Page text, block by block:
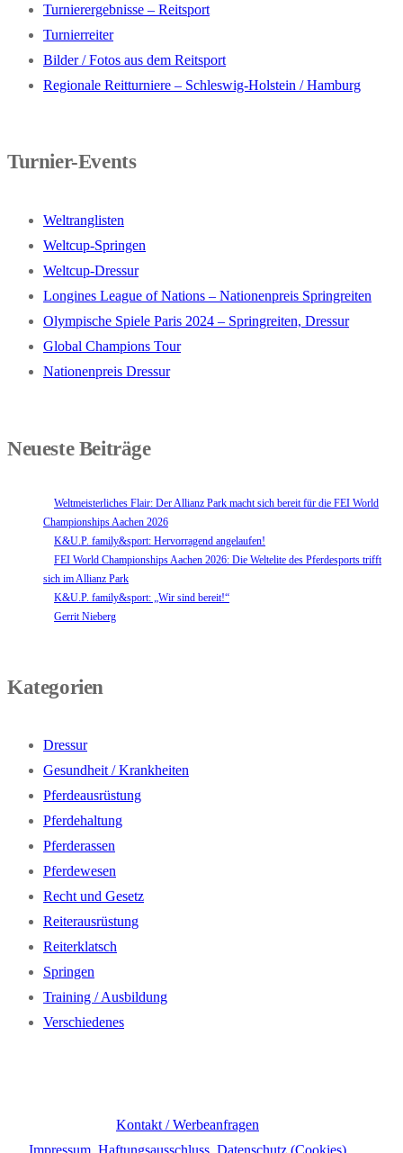
Turnierergebnisse – Reitsport
Turnierreiter
Bilder / Fotos aus dem Reitsport
Regionale Reitturniere – Schleswig-Holstein / Hamburg
Turnier-Events
Weltranglisten
Weltcup-Springen
Weltcup-Dressur
Longines League of Nations – Nationenpreis Springreiten
Olympische Spiele Paris 2024 – Springreiten, Dressur
Global Champions Tour
Nationenpreis Dressur
Neueste Beiträge
Weltmeisterliches Flair: Der Allianz Park macht sich bereit für die FEI World
Championships Aachen 2026
K&U.P. family&sport: Hervorragend angelaufen!
FEI World Championships Aachen 2026: Die Weltelite des Pferdesports trifft
sich im Allianz Park
K&U.P. family&sport: „Wir sind bereit!“
Gerrit Nieberg
Kategorien
Dressur
Gesundheit / Krankheiten
Pferdeausrüstung
Pferdehaltung
Pferderassen
Pferdewesen
Recht und Gesetz
Reiterausrüstung
Reiterklatsch
Springen
Training / Ausbildung
Verschiedenes
Kontakt / Werbeanfragen